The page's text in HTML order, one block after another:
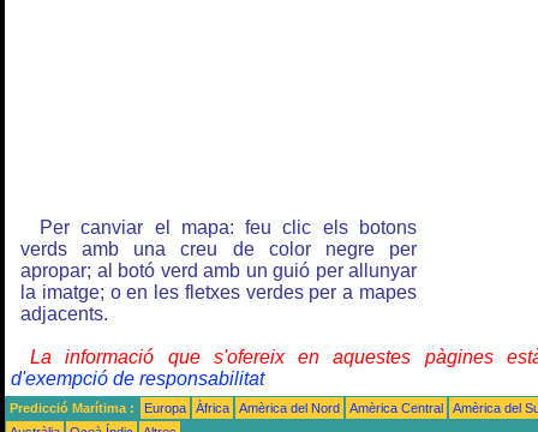
Per canviar el mapa: feu clic els botons
verds amb una creu de color negre per
apropar; al botó verd amb un guió per allunyar
la imatge; o en les fletxes verdes per a mapes
adjacents.
La informació que s'ofereix en aquestes pàgines
d'exempció de responsabilitat
Predicció Marítima : Europa Àfrica Amèrica del Nord Amèrica Central
Amèrica del